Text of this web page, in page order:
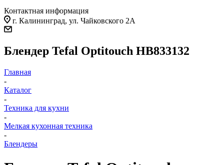
Контактная информация
г. Калининград, ул. Чайковского 2А
Блендер Tefal Optitouch HB833132
Главная
-
Каталог
-
Техника для кухни
-
Мелкая кухонная техника
-
Блендеры